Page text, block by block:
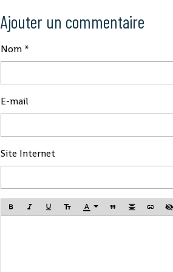
Ajouter un commentaire
Nom
E-mail
Site Internet